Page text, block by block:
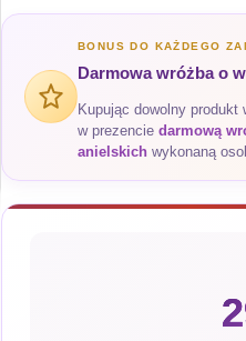
BONUS DO KAŻDEGO
Darmowa wróżba o
Kupując dowolny
w prezencie darmową
anielskich wykonaną